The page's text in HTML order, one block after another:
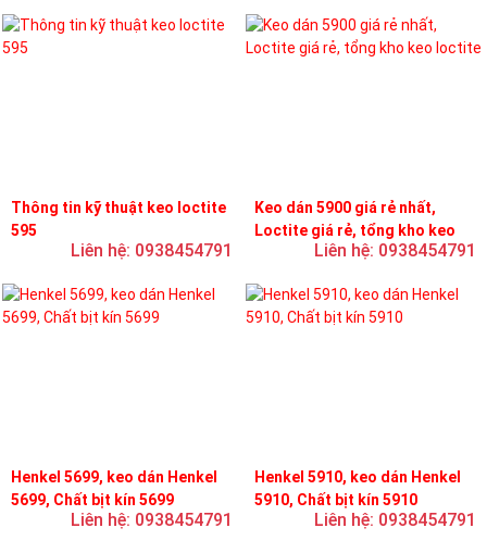
Thông tin kỹ thuật keo loctite
595
Liên hệ: 0938454791
Keo dán 5900 giá rẻ nhất,
Loctite giá rẻ, tổng kho keo
Liên hệ: 0938454791
Henkel 5699, keo dán Henkel
5699, Chất bịt kín 5699
Liên hệ: 0938454791
Henkel 5910, keo dán Henkel
5910, Chất bịt kín 5910
Liên hệ: 0938454791